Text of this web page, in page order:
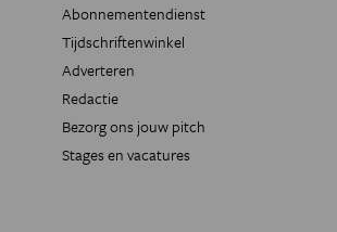
Abonnementendienst
Tijdschriftenwinkel
Adverteren
Redactie
Bezorg ons jouw pitch
Stages en vacatures